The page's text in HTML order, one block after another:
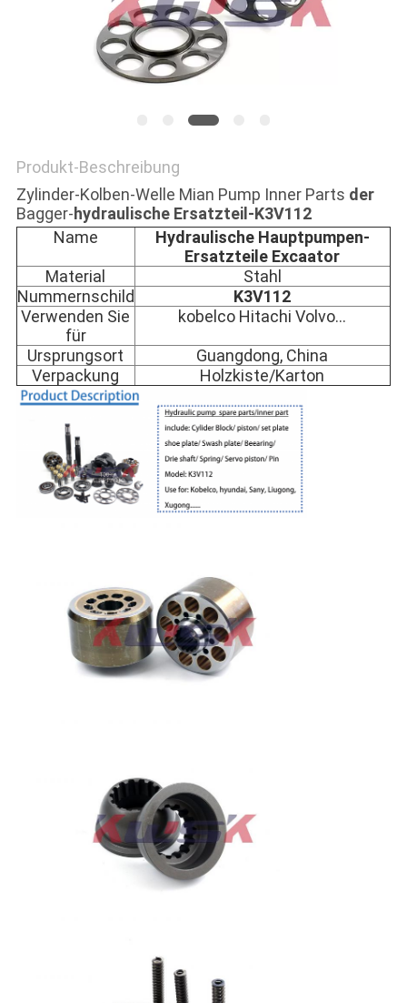
PRIVACY
Produkt-Beschreibung
Zylinder-Kolben-Welle Mian Pump Inner Parts der
Bagger-hydraulische Ersatzteil-K3V112
Name
Hydraulische Hauptpumpen-
Ersatzteile Excaator
Material
Stahl
Nummernschild
K3V112
Verwenden Sie
für
kobelco Hitachi Volvo…
Ursprungsort
Guangdong, China
Verpackung
Holzkiste/Karton